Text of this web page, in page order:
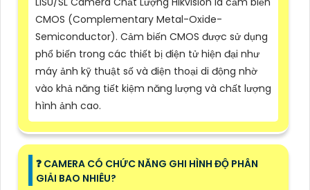
CMOS (Complementary Metal-Oxide-
Semiconductor). Cảm biến CMOS được sử dụng
phổ biến trong các thiết bị điện tử hiện đại như
máy ảnh kỹ thuật số và điện thoại di động nhờ
vào khả năng tiết kiệm năng lượng và chất lượng
hình ảnh cao.
️❓ CAMERA CÓ CHỨC NĂNG GHI HÌNH ĐỘ PHÂN
GIẢI BAO NHIÊU?